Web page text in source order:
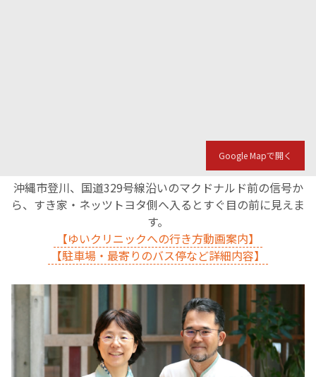
Google Mapで開く
沖縄市登川、国道329号線沿いのマクドナルド前の信号か
ら、すき家・ネッツトヨタ側へ入るとすぐ目の前に見えま
す。
【ゆいクリニックへの行き方動画案内】
【駐車場・最寄りのバス停など詳細内容】